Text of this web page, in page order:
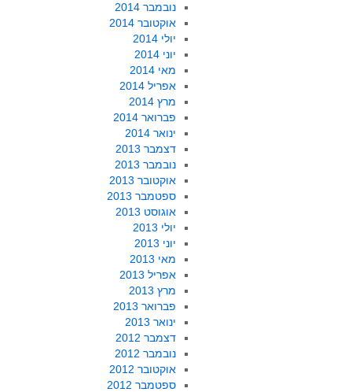
נובמבר 2014
אוקטובר 2014
יולי 2014
יוני 2014
מאי 2014
אפריל 2014
מרץ 2014
פברואר 2014
ינואר 2014
דצמבר 2013
נובמבר 2013
אוקטובר 2013
ספטמבר 2013
אוגוסט 2013
יולי 2013
יוני 2013
מאי 2013
אפריל 2013
מרץ 2013
פברואר 2013
ינואר 2013
דצמבר 2012
נובמבר 2012
אוקטובר 2012
ספטמבר 2012